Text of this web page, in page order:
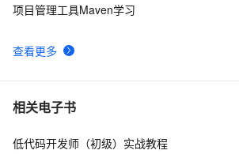
8 使用Docker搭建maven私服 及常规使用方法
9 在maven中创建本地仓库
10
查看更多
项目管理工具Maven学习
相关电子书
低代码开发师（初级）实战教程